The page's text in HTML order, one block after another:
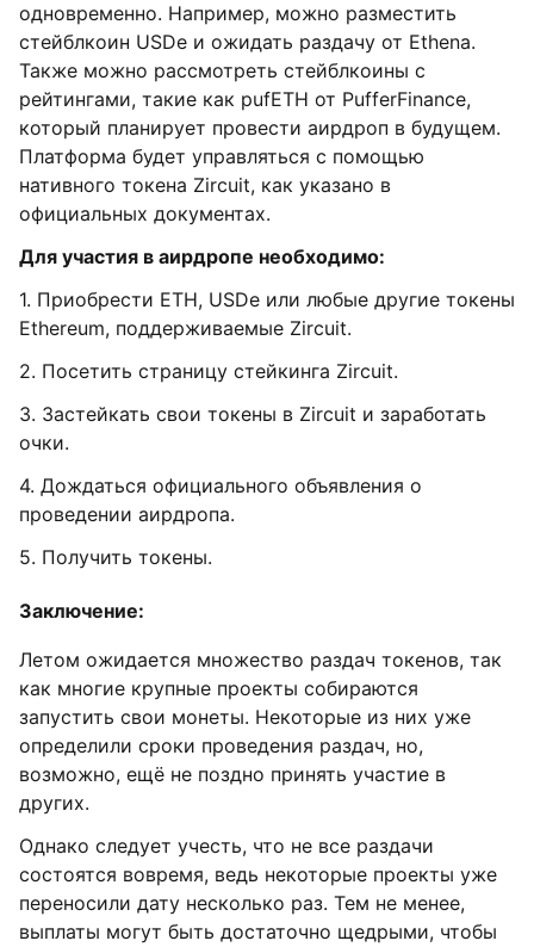
одновременно. Например, можно разместить
стейблкоин USDe и ожидать раздачу от Ethena.
Также можно рассмотреть стейблкоины с
рейтингами, такие как pufETH от PufferFinance,
который планирует провести аирдроп в будущем.
Платформа будет управляться с помощью
нативного токена Zircuit, как указано в
официальных документах.
Для участия в аирдропе необходимо:
1. Приобрести ETH, USDe или любые другие токены
Ethereum, поддерживаемые Zircuit.
2. Посетить страницу стейкинга Zircuit.
3. Застейкать свои токены в Zircuit и заработать
очки.
4. Дождаться официального объявления о
проведении аирдропа.
5. Получить токены.
Заключение:
Летом ожидается множество раздач токенов, так
как многие крупные проекты собираются
запустить свои монеты. Некоторые из них уже
определили сроки проведения раздач, но,
возможно, ещё не поздно принять участие в
других.
Однако следует учесть, что не все раздачи
состоятся вовремя, ведь некоторые проекты уже
переносили дату несколько раз. Тем не менее,
выплаты могут быть достаточно щедрыми, чтобы